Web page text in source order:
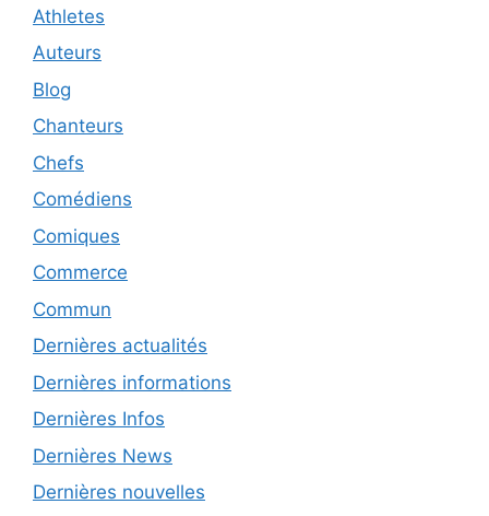
Athletes
Auteurs
Blog
Chanteurs
Chefs
Comédiens
Comiques
Commerce
Commun
Dernières actualités
Dernières informations
Dernières Infos
Dernières News
Dernières nouvelles